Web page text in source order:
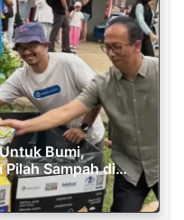
Bumi,
Sampah di